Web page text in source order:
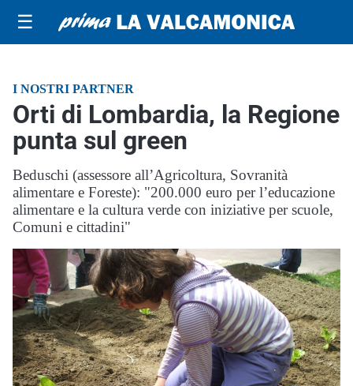
☰
I NOSTRI PARTNER
Orti di Lombardia, la Regione
punta sul green
Beduschi (assessore all’Agricoltura, Sovranità
alimentare e Foreste): "200.000 euro per l’educazione
alimentare e la cultura verde con iniziative per scuole,
Comuni e cittadini"